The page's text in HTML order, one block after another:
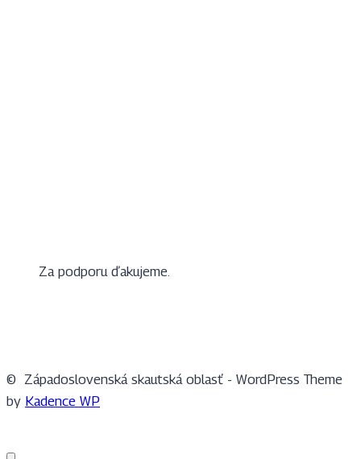
Za podporu ďakujeme.
© Západoslovenská skautská oblasť - WordPress Theme
by Kadence WP